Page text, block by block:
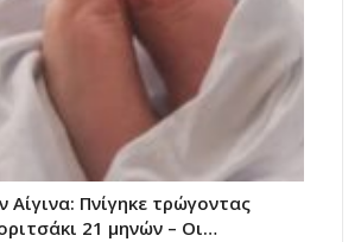
Αίγινα: Πνίγηκε τρώγοντας
21 μηνών – Οι…